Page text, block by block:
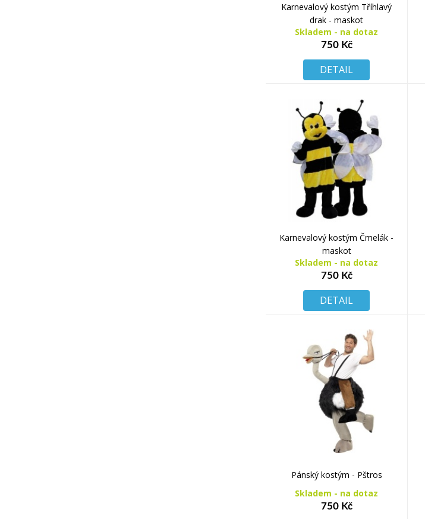
Karnevalový kostým Tříhlavý
drak - maskot
Skladem - na dotaz
750 Kč
DETAIL
Karnevalový kostým Čmelák -
maskot
Skladem - na dotaz
750 Kč
DETAIL
Pánský kostým - Pštros
Skladem - na dotaz
750 Kč